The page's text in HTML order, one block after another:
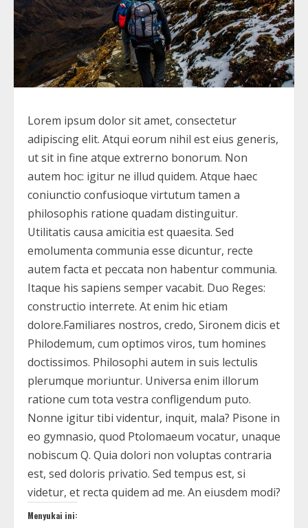
Lorem ipsum dolor sit amet, consectetur
adipiscing elit. Atqui eorum nihil est eius generis,
ut sit in fine atque extrerno bonorum. Non
autem hoc: igitur ne illud quidem. Atque haec
coniunctio confusioque virtutum tamen a
philosophis ratione quadam distinguitur.
Utilitatis causa amicitia est quaesita. Sed
emolumenta communia esse dicuntur, recte
autem facta et peccata non habentur communia.
Itaque his sapiens semper vacabit. Duo Reges:
constructio interrete. At enim hic etiam
dolore.Familiares nostros, credo, Sironem dicis et
Philodemum, cum optimos viros, tum homines
doctissimos. Philosophi autem in suis lectulis
plerumque moriuntur. Universa enim illorum
ratione cum tota vestra confligendum puto.
Nonne igitur tibi videntur, inquit, mala? Pisone in
eo gymnasio, quod Ptolomaeum vocatur, unaque
nobiscum Q. Quia dolori non voluptas contraria
est, sed doloris privatio. Sed tempus est, si
videtur, et recta quidem ad me. An eiusdem modi?
Menyukai ini: